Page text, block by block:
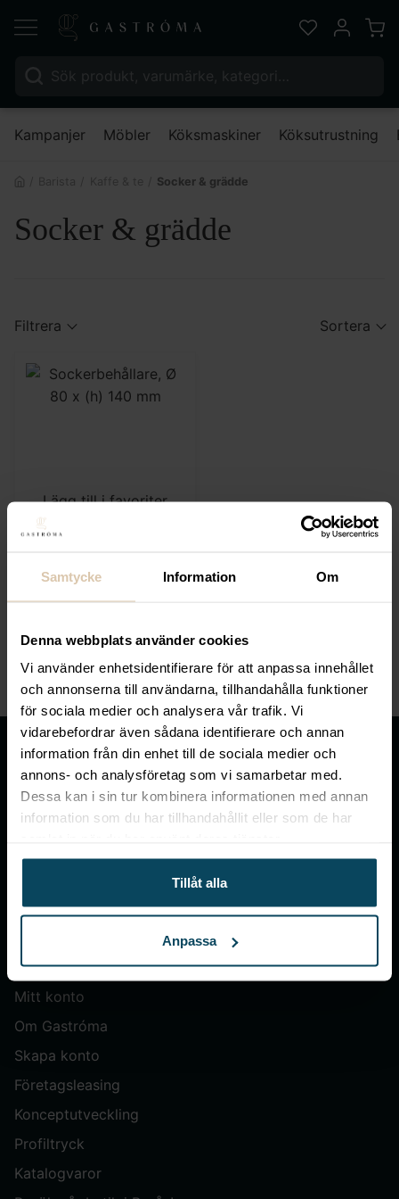
Samtycke Information Om
Denna webbplats använder cookies
Vi använder enhetsidentifierare för att anpassa innehållet
och annonserna till användarna, tillhandahålla funktioner
för sociala medier och analysera vår trafik. Vi
vidarebefordrar även sådana identifierare och annan
information från din enhet till de sociala medier och
annons- och analysföretag som vi samarbetar med.
Dessa kan i sin tur kombinera informationen med annan
information som du har tillhandahållit eller som de har
Tillåt alla
Anpassa
Sök efter:
Favoriter
Mitt
Kampanjer Möbler Köksmaskiner Köksutrustning
Socker & grädde
Socker & grädde
Filtrera Sortera
Lägg till i favoriter
Gastroma Sverige AB
Org. no: 559365-7504
Meny
Mitt konto
Om Gastróma
Skapa konto
Företagsleasing
Konceptutveckling
Profiltryck
Katalogvaror